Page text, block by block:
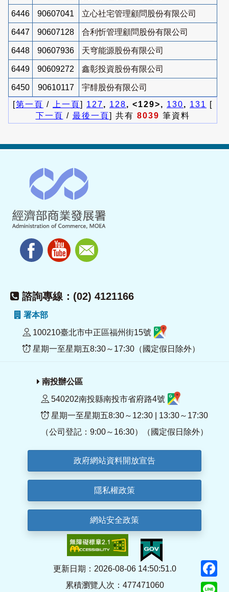
6446 90607041 立心社宅管理顧問股份有限公司
6447 90607128 合利忻管理顧問股份有限公司
6448 90607936 天穹能源股份有限公司
6449 90609272 鑫彰投資股份有限公司
6450 90610117
宇馡股份有限公司
[第一頁 / 上一頁] 127, 128, <129>, 130, 131
[
下一頁 / 最後一頁] 共有 8039 筆資料
諮詢專線：(02) 4121166
署本部
100210臺北市中正區福州街15號
星期一至星期五8:30～17:30（國定假日除外）
南投辦公區
540202南投縣南投市省府路4號
星期一至星期五8:30～12:30 | 13:30～17:30
（公司登記：9:00～16:30）（國定假日除外）
政府網站資料開放宣告
隱私權政策
網站安全政策
更新日期：2026-08-06 14:50:51.0
累積瀏覽人次：477471060